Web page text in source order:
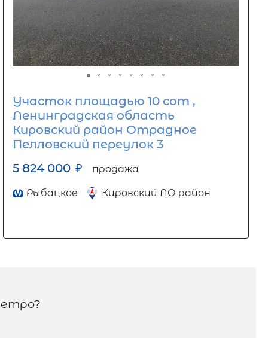
Участок площадью 10 сот ,
Ленинградская область
Кировский район Отрадное
Пелловский переулок 3
5 824 000 ₽ продажа
Рыбацкое Кировский ЛО район